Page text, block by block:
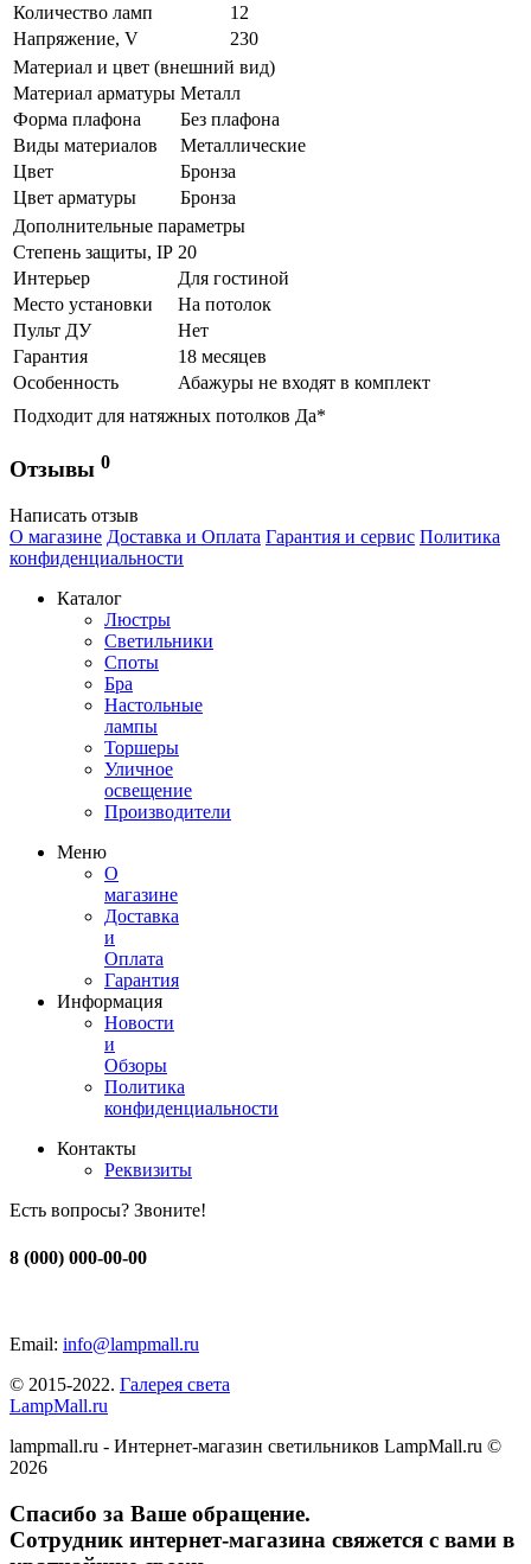
Количество ламп
12
Напряжение, V
230
Материал и цвет (внешний вид)
Материал арматуры Металл
Форма плафона
Без плафона
Виды материалов
Металлические
Цвет
Бронза
Цвет арматуры
Бронза
Дополнительные параметры
Степень защиты, IP 20
Интерьер
Для гостиной
Место установки
На потолок
Пульт ДУ
Нет
Гарантия
18 месяцев
Особенность
Абажуры не входят в комплект
Подходит для натяжных потолков Да*
Отзывы 0
Написать отзыв
О магазине Доставка и Оплата Гарантия и сервис Политика
конфиденциальности
Каталог
Люстры
Светильники
Споты
Бра
Настольные
лампы
Торшеры
Уличное
освещение
Производители
Меню
О
магазине
Доставка
и
Оплата
Гарантия
Информация
Новости
и
Обзоры
Политика
конфиденциальности
Контакты
Реквизиты
Есть вопросы? Звоните!
8 (000) 000-00-00
Email: info@lampmall.ru
© 2015-2022. Галерея света
LampMall.ru
lampmall.ru - Интернет-магазин светильников LampMall.ru ©
2026
Спасибо за Ваше обращение.
Сотрудник интернет-магазина свяжется с вами в